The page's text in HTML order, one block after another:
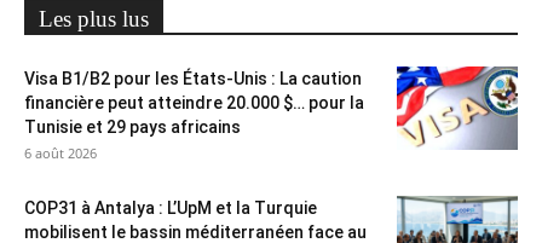
Les plus lus
Visa B1/B2 pour les États-Unis : La caution
financière peut atteindre 20.000 $… pour la
Tunisie et 29 pays africains
6 août 2026
COP31 à Antalya : L’UpM et la Turquie
mobilisent le bassin méditerranéen face au